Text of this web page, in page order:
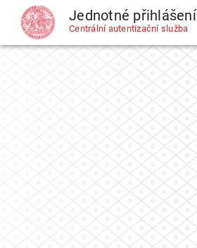
CAS Jednotné přihlášení
Centrální autentizační služba